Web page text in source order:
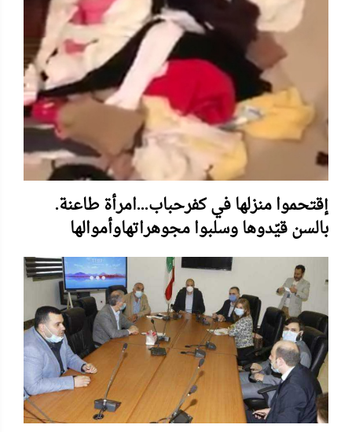
.إقتحموا منزلها في كفرحباب...امرأة طاعنة
بالسن قيّدوها وسلبوا مجوهراتهاوأموالها